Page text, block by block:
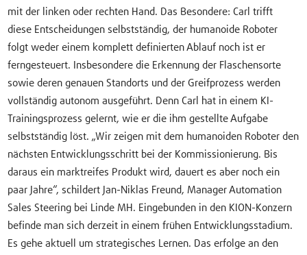
mit der linken oder rechten Hand. Das Besondere: Carl trifft
diese Entscheidungen selbstständig, der humanoide Roboter
folgt weder einem komplett definierten Ablauf noch ist er
ferngesteuert. Insbesondere die Erkennung der Flaschensorte
sowie deren genauen Standorts und der Greifprozess werden
vollständig autonom ausgeführt. Denn Carl hat in einem KI-
Trainingsprozess gelernt, wie er die ihm gestellte Aufgabe
selbstständig löst. „Wir zeigen mit dem humanoiden Roboter den
nächsten Entwicklungsschritt bei der Kommissionierung. Bis
daraus ein marktreifes Produkt wird, dauert es aber noch ein
paar Jahre“, schildert Jan-Niklas Freund, Manager Automation
Sales Steering bei Linde MH. Eingebunden in den KION-Konzern
befinde man sich derzeit in einem frühen Entwicklungsstadium.
Es gehe aktuell um strategisches Lernen. Das erfolge an den